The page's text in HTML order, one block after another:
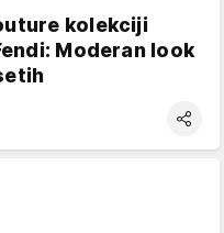
kolekciji
Moderan look